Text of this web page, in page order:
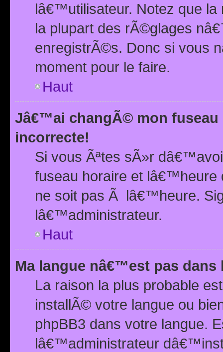
lâ€™utilisateur. Notez que la
la plupart des rÃ©glages
enregistrÃ©s. Donc si vous
moment pour le faire.
Haut
Jâ€™ai changÃ© mon
incorrecte!
Si vous Ãªtes sÃ»r
fuseau horaire et
ne soit pas Ã lâ€™heure.
lâ€™administrateur.
Haut
Ma langue nâ€™est pas dans
La raison la plus probable
installÃ© votre langue ou
phpBB3 dans votre langue.
lâ€™administrateur